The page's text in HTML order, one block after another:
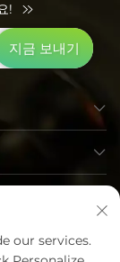
!
지금 보내기
our services.